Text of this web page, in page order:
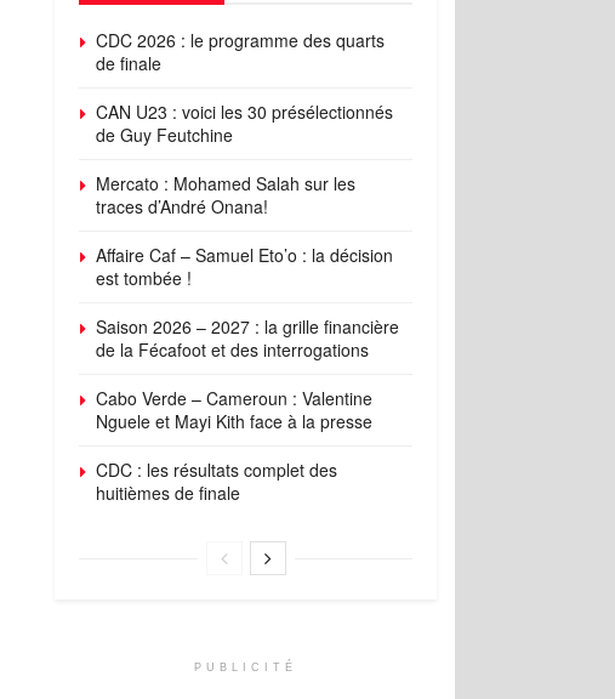
CDC 2026 : le programme des quarts
de finale
CAN U23 : voici les 30 présélectionnés
de Guy Feutchine
Mercato : Mohamed Salah sur les
traces d’André Onana!
Affaire Caf – Samuel Eto’o : la décision
est tombée !
Saison 2026 – 2027 : la grille financière
de la Fécafoot et des interrogations
Cabo Verde – Cameroun : Valentine
Nguele et Mayi Kith face à la presse
CDC : les résultats complet des
huitièmes de finale
PUBLICITÉ